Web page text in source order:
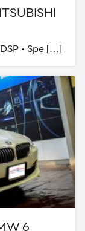
• Spe […]
6